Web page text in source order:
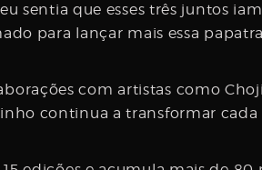
sentia que esses três juntos
para lançar mais essa
com artistas como
continua a transformar